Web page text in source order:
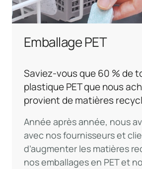
Emballage PET
Saviez-vous que 60 % de
plastique PET que nous
provient de matières
Année après année, nous
avec nos fournisseurs et
d’augmenter les matières
nos emballages en PET et